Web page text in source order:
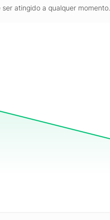
atingido a qualquer momento.